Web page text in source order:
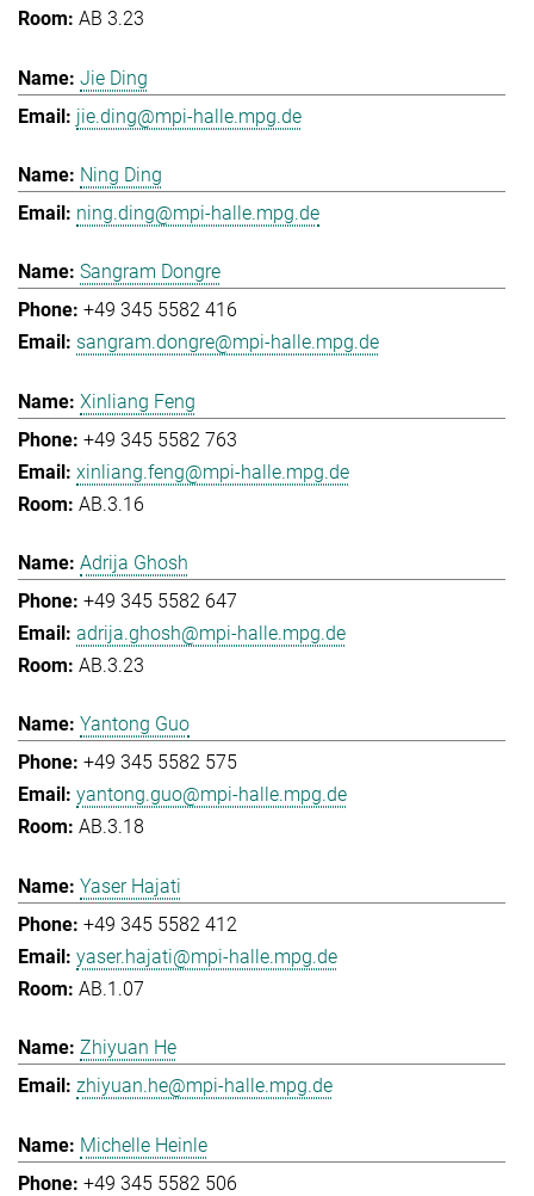
AB 3.23
Jie Ding
jie.ding@mpi-halle.mpg.de
Ning Ding
ning.ding@mpi-halle.mpg.de
Sangram Dongre
+49 345 5582 416
sangram.dongre@mpi-halle.mpg.de
Xinliang Feng
+49 345 5582 763
xinliang.feng@mpi-halle.mpg.de
AB.3.16
Adrija Ghosh
+49 345 5582 647
adrija.ghosh@mpi-halle.mpg.de
AB.3.23
Yantong Guo
+49 345 5582 575
yantong.guo@mpi-halle.mpg.de
AB.3.18
Yaser Hajati
+49 345 5582 412
yaser.hajati@mpi-halle.mpg.de
AB.1.07
Zhiyuan He
zhiyuan.he@mpi-halle.mpg.de
Michelle Heinle
+49 345 5582 506